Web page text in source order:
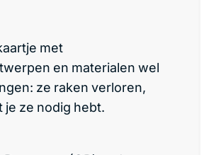
met
en materialen wel
ze raken verloren,
ze nodig hebt.